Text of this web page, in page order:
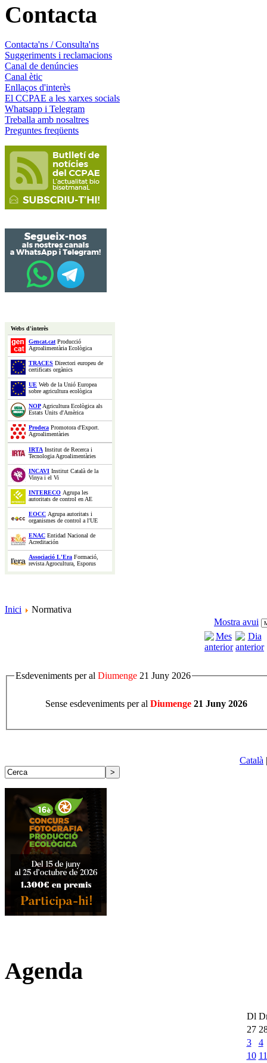
Contacta
Contacta'ns / Consulta'ns
Suggeriments i reclamacions
Canal de denúncies
Canal ètic
Enllaços d'interès
El CCPAE a les xarxes socials
Whatsapp i Telegram
Treballa amb nosaltres
Preguntes freqüents
Webs d'interès
Gencat.catProducció
Agroalimentària Ecològica
TRACES Directori europeu de
certificats orgànics
UE Web de la Unió Europea
sobre agricultura ecològica
NOPAgricultura Ecològica als
Estats Units d'Amèrica
Prodeca Promotora d'Export.
Agroalimentàries
IRTA Institut de Recerca i
Tecnologia Agroalimentàries
INCAVI Institut Català de la
Vinya i el Vi
INTERECO Agrupa les
autoritats de control en AE
EOCC Agrupa autoritats i
organismes de control a l'UE
ENAC Entidad Nacional de
Acreditación
Associació L'Era Formació,
revista Agrocultura, Esporus
Inici
Normativa
Mostra avui
Esdeveniments per al Diumenge 21 Juny 2026
Sense esdeveniments per al Diumenge 21 Juny 2026
Català
Agenda
Dl
27
3
4
10 11